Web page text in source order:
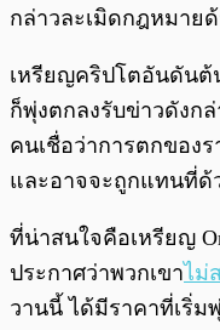
กล่าวละเมิดกฎหมาย
เหรียญคริปโตอันดันต้
ก็พุ่งตกลงรับข่าวดังก
คนเชื่อว่าการตกของ
และอาจจะถูกแทนที่ด้
ที่น่าสนใจคือเหรียญ
ประกาศว่าพวกเขาไม่
วานนี้ ได้มีราคาที่เริ่ม